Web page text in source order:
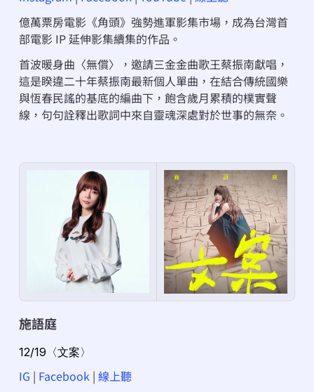
億萬票房電影《角頭》強勢進軍影集市場，成為台灣首
部電影 IP 延伸影集續集的作品。
首波暖身曲〈無償〉，邀請三金金曲歌王蔡振南獻唱，
這是睽違二十年蔡振南最新個人單曲，在結合傳統國樂
與恆春民謠的基底的編曲下，飽含歲月累積的樸實聲
線，句句詮釋出歌詞中來自靈魂深處對於世事的無奈。
施語庭
12/19〈文案〉
IG | Facebook | 線上聽